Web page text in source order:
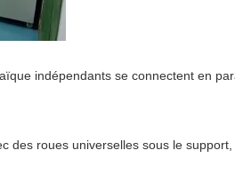
indépendants se connectent en
des roues universelles sous le